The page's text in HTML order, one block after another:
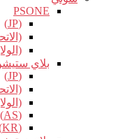
PSONE
(JP)
بلاي
(JP)
(AS)
(KR)